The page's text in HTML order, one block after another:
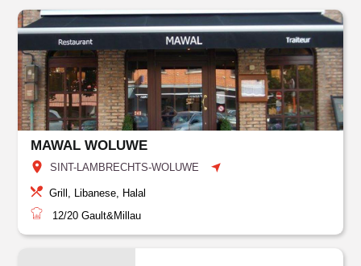
MAWAL WOLUWE
SINT-LAMBRECHTS-WOLUWE
Grill, Libanese, Halal
12/20 Gault&Millau